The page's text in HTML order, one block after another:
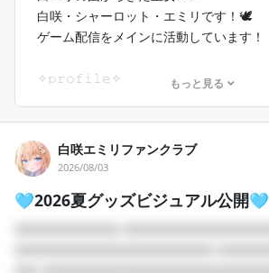
白咲・シャーロット・エミリです！🕊️
ゲーム配信をメインに活動しています！
✧︎𝚙𝚛𝚘𝚏𝚒𝚕𝚎✧︎
︎︎⟡得意分野：APEX
︎︎⟡誕生日：7月1日
︎︎⟡初配信日：2025年3月23日
︎︎⟡ファンネーム：Lilym
もっと見る
白咲エミリファンクラブ
2026/08/03
🩵2026夏グッズビジュアル公開🩵